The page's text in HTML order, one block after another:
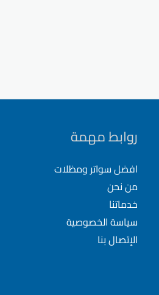
روابط مهمة
افضل سواتر ومظلات
من نحن
خدماتنا
سياسة الخصوصية
الإتصال بنا